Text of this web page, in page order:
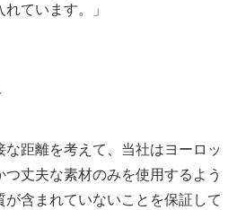
ています。」
距離を考えて、当社はヨーロッ
丈夫な素材のみを使用するよう
含まれていないことを保証して